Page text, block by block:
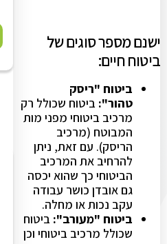
ישנם מספר סוגים של
ביטוח חיים:
ביטוח "ריסק
טהור":ביטוח שכולל רק
מרכיב ביטוחי מפני מות
המבוטח (מרכיב
הריסק). עם זאת, ניתן
להרחיב את המרכיב
הביטוחי כך שהוא יכסה
גם אובדן כושר עבודה
עקב נכות או מחלה.
ביטוח "מעורב":ביטוח
שכולל מרכיב ביטוחי וכן